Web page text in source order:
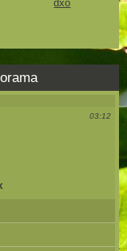
03:12